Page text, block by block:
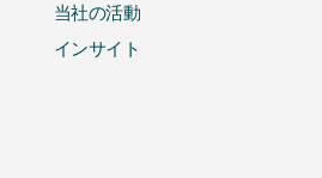
当社の活動
インサイト